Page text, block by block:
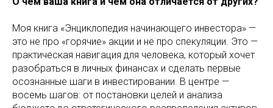
Моя книга «Энциклопедия начинающего инвестора» —
это не про «горячие» акции и не про спекуляции. Это —
практическая навигация для человека, который хочет
разобраться в личных финансах и сделать первые
осознанные шаги в инвестировании. В центре —
восемь шагов: от постановки целей и анализа